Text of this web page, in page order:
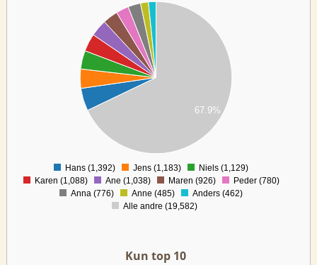
67.9%
0
Hans (1,392) Jens (1,183)
Niels (1,129)
Karen (1,088)
Ane (1,038) Maren (926)
Peder (780)
Anna (776)
Anne (485)
Anders (462)
Alle andre (19,582)
Kun top 10